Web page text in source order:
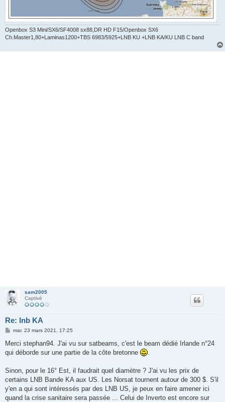
Openbox S3 Mini/SX6/SF4008 sx88,DR HD F15/Openbox SX6
Ch.Master1,80+Laminas1200+TBS 6983/5925+LNB KU +LNB KA/KU LNB C band
sam2005
Captivé
Re: lnb KA
M
s
a
mar. 23 mars 2021, 17:25
Merci stephan94. J'ai vu sur satbeams, c'est le beam dédié Irlande n°24
qui déborde sur une partie de la côte bretonne
Sinon, pour le 16° Est, il faudrait quel diamètre ? J'ai vu les prix de
certains LNB Bande KA aux US. Les Norsat tournent autour de 300 $. S'il
y'en a qui sont intéressés par des LNB US, je peux en faire amener ici
quand la crise sanitaire sera passée ... Celui de Inverto est encore sur